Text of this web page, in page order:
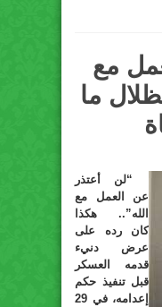
مع
ما
“لن أعتذر
عن العمل مع
الله”.. هكذا
كان رده على
عرض دنيء
قدمه العسكر
قبل تنفيذ حكم
إعدامه، في 29